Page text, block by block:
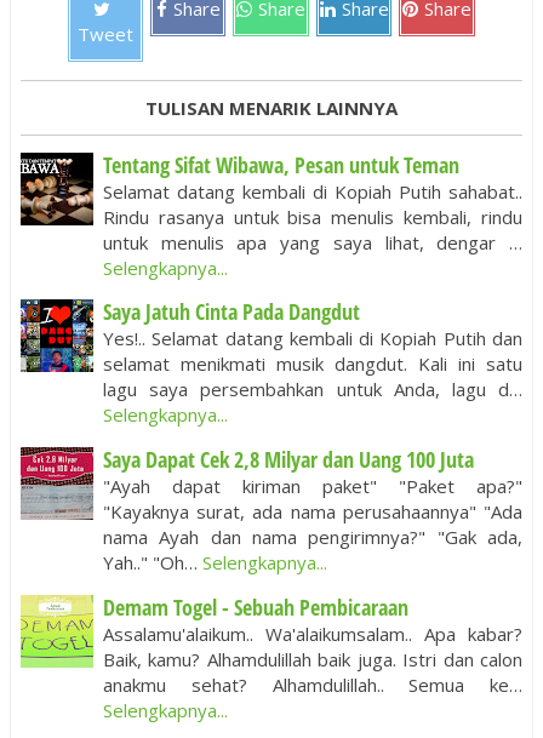
Tweet
Share Share Share Share
TULISAN MENARIK LAINNYA
Tentang Sifat Wibawa, Pesan untuk Teman
Selamat datang kembali di Kopiah Putih sahabat..
Rindu rasanya untuk bisa menulis kembali, rindu
untuk menulis apa yang saya lihat, dengar …
Selengkapnya...
Saya Jatuh Cinta Pada Dangdut
Yes!.. Selamat datang kembali di Kopiah Putih dan
selamat menikmati musik dangdut. Kali ini satu
lagu saya persembahkan untuk Anda, lagu d…
Selengkapnya...
Saya Dapat Cek 2,8 Milyar dan Uang 100 Juta
"Ayah dapat kiriman paket" "Paket apa?"
"Kayaknya surat, ada nama perusahaannya" "Ada
nama Ayah dan nama pengirimnya?" "Gak ada,
Yah.." "Oh… Selengkapnya...
Demam Togel - Sebuah Pembicaraan
Assalamu'alaikum.. Wa'alaikumsalam.. Apa kabar?
Baik, kamu? Alhamdulillah baik juga. Istri dan calon
anakmu sehat? Alhamdulillah.. Semua ke…
Selengkapnya...